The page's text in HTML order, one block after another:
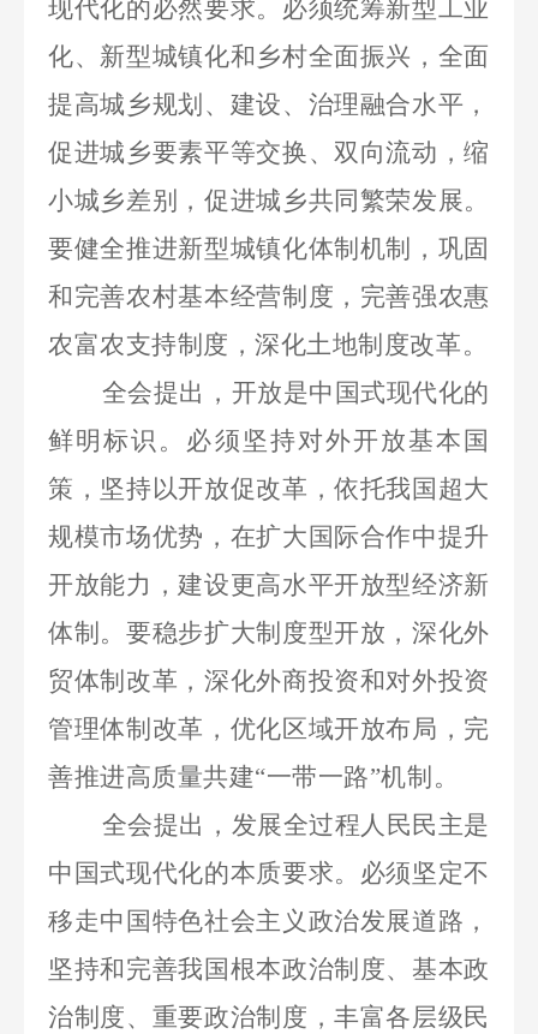
现代化的必然要求。必须统筹新型工业
化、新型城镇化和乡村全面振兴，全面
提高城乡规划、建设、治理融合水平，
促进城乡要素平等交换、双向流动，缩
小城乡差别，促进城乡共同繁荣发展。
要健全推进新型城镇化体制机制，巩固
和完善农村基本经营制度，完善强农惠
农富农支持制度，深化土地制度改革。
全会提出，开放是中国式现代化的
鲜明标识。必须坚持对外开放基本国
策，坚持以开放促改革，依托我国超大
规模市场优势，在扩大国际合作中提升
开放能力，建设更高水平开放型经济新
体制。要稳步扩大制度型开放，深化外
贸体制改革，深化外商投资和对外投资
管理体制改革，优化区域开放布局，完
善推进高质量共建“一带一路”机制。
全会提出，发展全过程人民民主是
中国式现代化的本质要求。必须坚定不
移走中国特色社会主义政治发展道路，
坚持和完善我国根本政治制度、基本政
治制度、重要政治制度，丰富各层级民